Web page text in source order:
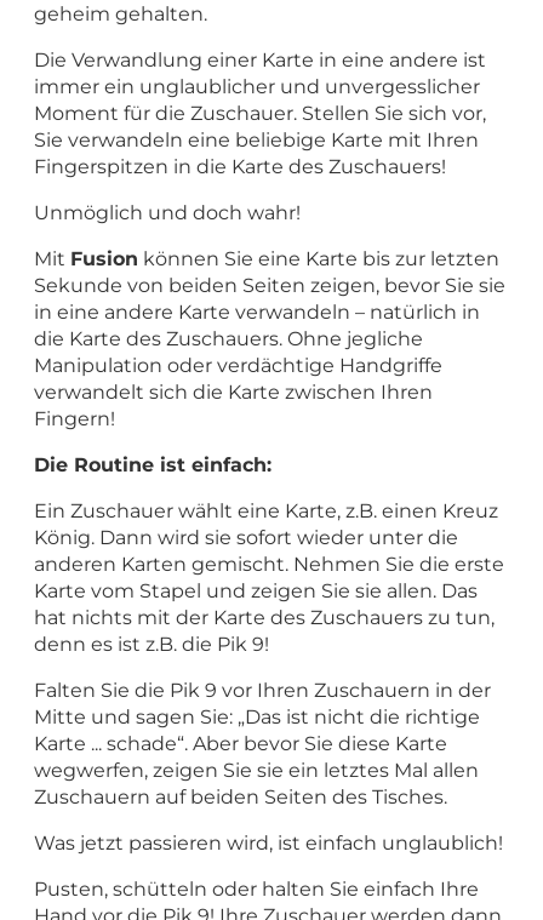
geheim gehalten.
Die Verwandlung einer Karte in eine andere ist
immer ein unglaublicher und unvergesslicher
Moment für die Zuschauer. Stellen Sie sich vor,
Sie verwandeln eine beliebige Karte mit Ihren
Fingerspitzen in die Karte des Zuschauers!
Unmöglich und doch wahr!
Mit Fusion können Sie eine Karte bis zur letzten
Sekunde von beiden Seiten zeigen, bevor Sie sie
in eine andere Karte verwandeln – natürlich in
die Karte des Zuschauers. Ohne jegliche
Manipulation oder verdächtige Handgriffe
verwandelt sich die Karte zwischen Ihren
Fingern!
Die Routine ist einfach:
Ein Zuschauer wählt eine Karte, z.B. einen Kreuz
König. Dann wird sie sofort wieder unter die
anderen Karten gemischt. Nehmen Sie die erste
Karte vom Stapel und zeigen Sie sie allen. Das
hat nichts mit der Karte des Zuschauers zu tun,
denn es ist z.B. die Pik 9!
Falten Sie die Pik 9 vor Ihren Zuschauern in der
Mitte und sagen Sie: „Das ist nicht die richtige
Karte ... schade“. Aber bevor Sie diese Karte
wegwerfen, zeigen Sie sie ein letztes Mal allen
Zuschauern auf beiden Seiten des Tisches.
Was jetzt passieren wird, ist einfach unglaublich!
Pusten, schütteln oder halten Sie einfach Ihre
Hand vor die Pik 9! Ihre Zuschauer werden dann